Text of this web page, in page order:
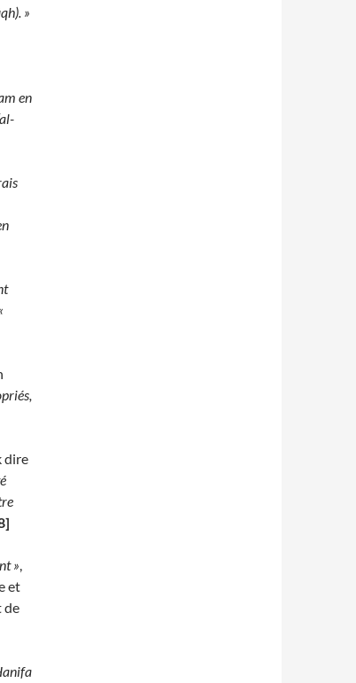
»
en
dire
»,
et
de